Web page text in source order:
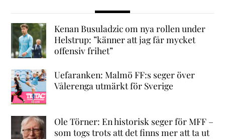
Kenan Busuladzic om nya rollen under
Helstrup: ”känner att jag får mycket
offensiv frihet”
Uefaranken: Malmö FF:s seger över
Vålerenga utmärkt för Sverige
Ole Törner: En historisk seger för MFF –
som togs trots att det finns mer att ta ut